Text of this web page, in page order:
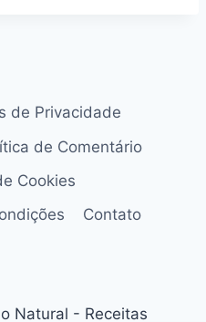
de Privacidade
de Comentário
Cookies
Contato
Natural - Receitas